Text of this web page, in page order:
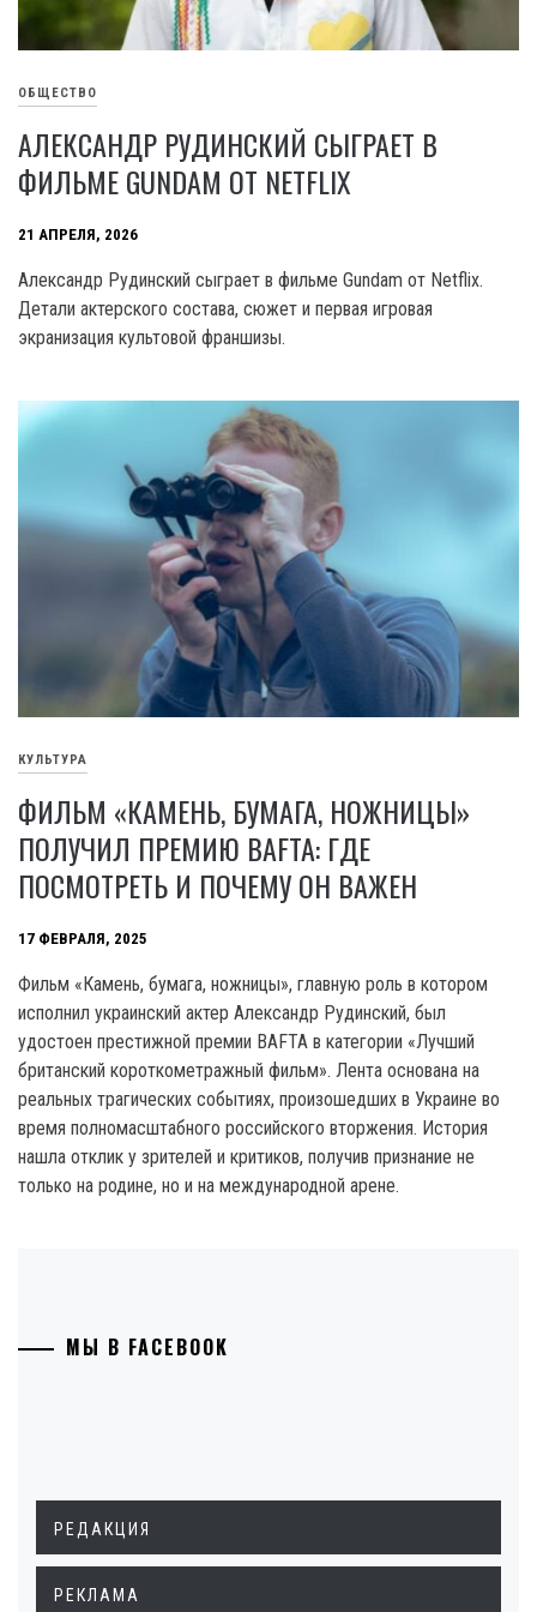
ОБЩЕСТВО
АЛЕКСАНДР РУДИНСКИЙ СЫГРАЕТ В
ФИЛЬМЕ GUNDAM ОТ NETFLIX
21 АПРЕЛЯ, 2026
Александр Рудинский сыграет в фильме Gundam от Netflix.
Детали актерского состава, сюжет и первая игровая
экранизация культовой франшизы.
КУЛЬТУРА
ФИЛЬМ «КАМЕНЬ, БУМАГА, НОЖНИЦЫ»
ПОЛУЧИЛ ПРЕМИЮ BAFTA: ГДЕ
ПОСМОТРЕТЬ И ПОЧЕМУ ОН ВАЖЕН
17 ФЕВРАЛЯ, 2025
Фильм «Камень, бумага, ножницы», главную роль в котором
исполнил украинский актер Александр Рудинский, был
удостоен престижной премии BAFTA в категории «Лучший
британский короткометражный фильм». Лента основана на
реальных трагических событиях, произошедших в Украине во
время полномасштабного российского вторжения. История
нашла отклик у зрителей и критиков, получив признание не
только на родине, но и на международной арене.
МЫ В FACEBOOK
РЕДАКЦИЯ
РЕКЛАМА